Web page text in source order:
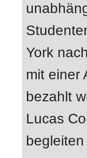
York
mit einer
bezahlt
Lucas